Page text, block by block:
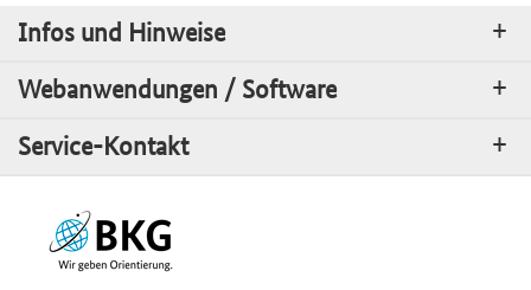
Infos und Hinweise
Webanwendungen / Software
Service-Kontakt